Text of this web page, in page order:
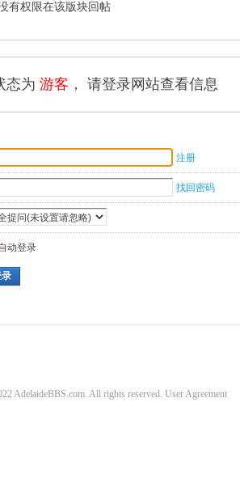
有权限在该版块回帖
态为 游客 ， 请登录网站查看信息
注册
找回密码
动登录
AdelaideBBS.com. All rights reserved. User Agreement